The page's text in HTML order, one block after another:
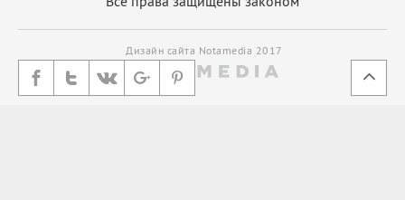
Дизайн сайта Notamedia 2017